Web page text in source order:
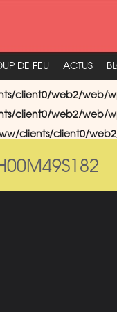
DE FEU ACTUS
client0/web2/web/
client0/web2/web/
clients/client0/